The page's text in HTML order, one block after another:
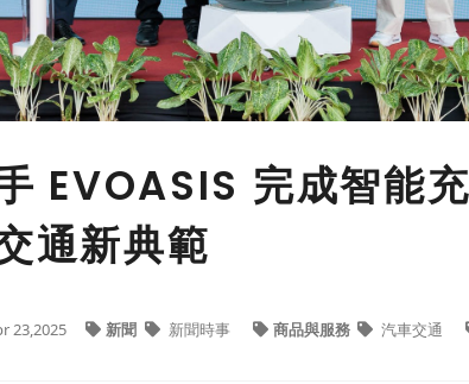
EVOASIS 完成智能
通新典範
23,2025 新聞 新聞時事 商品與服務 汽車交通